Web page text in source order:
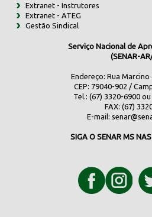
Extranet - Instrutores
Extranet - ATEG
Gestão Sindical
Serviço Nacional de
(SENAR-
Endereço: Rua Marcino
CEP: 79040-902 /
Tel.: (67) 3320-6900
FAX: (67)
E-mail:
SIGA O SENAR MS